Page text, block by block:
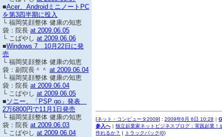
[ネット・コンピュータ2009] : 2009年6月 6日 10:28 ｜
参入へ｜ 独立起業家ネットビジネスブログ：実践起業！
作れるか？ | トラックバック(0)
■Acer、AndroidミニノートPC
を第3四半期に投入
└ 福岡笑顔整体 健康の知恵
袋：院長 at 2009.06.05
└ こばやし at 2009.06.06
■Windows 7 10月22日に発
売
└ 福岡笑顔整体 健康の知恵
袋：副院長＾＾ at 2009.06.04
└ 福岡笑顔整体 健康の知恵
袋：院長 at 2009.06.04
└ こばやし at 2009.06.05
■ ソニー、「PSP go」発表
2万6800円で11月1日発売
└ 福岡笑顔整体 健康の知恵
袋：院長 at 2009.06.03
└ こばやし at 2009.06.04